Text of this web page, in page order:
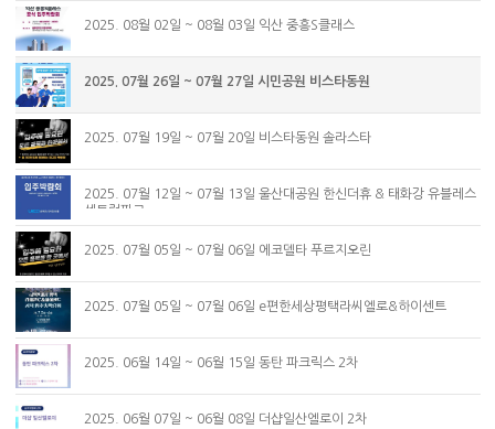
2025. 08월 02일 ~ 08월 03일 익산 중흥S클래스
2025. 07월 26일 ~ 07월 27일 시민공원 비스타동원
2025. 07월 19일 ~ 07월 20일 비스타동원 솔라스타
2025. 07월 12일 ~ 07월 13일 울산대공원 한신더휴 & 태화강 유블레스
센트럴파크
2025. 07월 05일 ~ 07월 06일 에코델타 푸르지오린
2025. 07월 05일 ~ 07월 06일 e편한세상평택라씨엘로&하이센트
2025. 06월 14일 ~ 06월 15일 동탄 파크릭스 2차
2025. 06월 07일 ~ 06월 08일 더샵일산엘로이 2차